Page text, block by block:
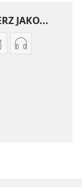
JAKO...
Ustawienia